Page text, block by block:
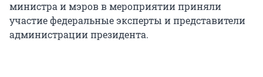
министра и мэров в мероприятии приняли
участие федеральные эксперты и представители
администрации президента.